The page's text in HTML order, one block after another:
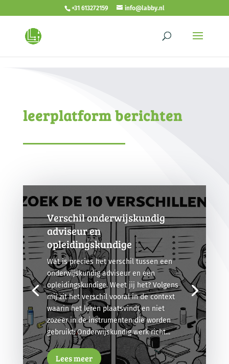
<!- autoplay video --><!- end autoplay video -->
+31 613272159 info@labby.nl
leerplatform berichten
Verschil onderwijskundig
adviseur en
opleidingskundige
Wat is precies het verschil tussen een
onderwijskundig adviseur en een
opleidingskundige. Weet jij het? Volgens
mij zit het verschil vooral in de context
waarin het leren plaatsvindt en niet
zozeer in de instrumenten die worden
gebruikt: Onderwijskundig werk richt...
Lees meer